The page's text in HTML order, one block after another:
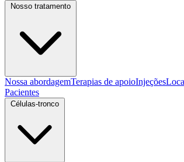
Nossa abordagemTerapias de apoioInjeções
Pacientes